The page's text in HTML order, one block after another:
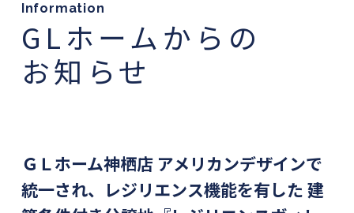
Information
GLホームからの
お知らせ
ＧＬホーム神栖店 アメリカンデザインで
統一され、レジリエンス機能を有した 建